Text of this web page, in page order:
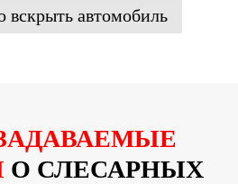
вскрыть автомобиль
О СЛЕСАРНЫХ